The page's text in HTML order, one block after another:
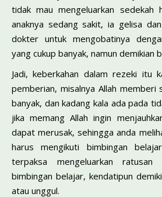
tidak mau mengeluarkan sedekah
anaknya sedang sakit, ia gelisa
dokter untuk mengobatinya
yang cukup banyak, namun demikian
Jadi, keberkahan dalam rezeki itu
pemberian, misalnya Allah memberi
banyak, dan kadang kala ada pada
jika memang Allah ingin
dapat merusak, sehingga anda
harus mengikuti bimbingan
terpaksa mengeluarkan
bimbingan belajar, kendatipun
atau unggul.